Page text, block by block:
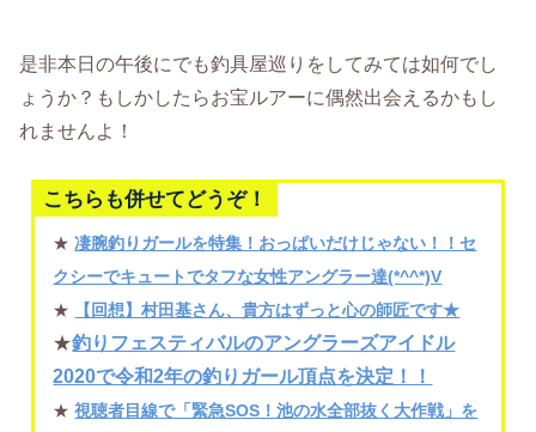
是非本日の午後にでも釣具屋巡りをしてみては如何でし
ょうか？もしかしたらお宝ルアーに偶然出会えるかもし
れませんよ！
こちらも併せてどうぞ！
★凄腕釣りガールを特集！おっぱいだけじゃない！！セ
クシーでキュートでタフな女性アングラー達(*^^*)V
★
【回想】村田基さん、貴方はずっと心の師匠です★
★釣りフェスティバルのアングラーズアイドル
2020で令和2年の釣りガール頂点を決定！！
★視聴者目線で「緊急SOS！池の水全部抜く大作戦」を